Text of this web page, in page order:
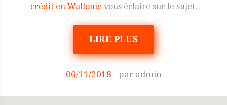
crédit en Wallonie vous éclaire sur le sujet.
LIRE PLUS
06/11/2018 par admin